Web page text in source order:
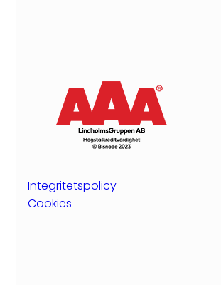
Integritetspolicy
Cookies